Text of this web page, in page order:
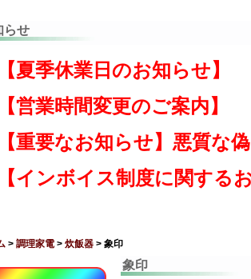
らせ
【夏季休業日のお知らせ】
【営業時間変更のご案内】
【重要なお知らせ】悪質な
【インボイス制度に関する
> 調理家電 > 炊飯器 > 象印
象印